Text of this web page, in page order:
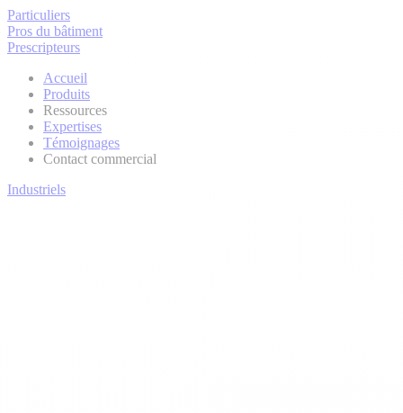
Particuliers
Pros du bâtiment
Prescripteurs
Accueil
Produits
Ressources
Expertises
Témoignages
Contact commercial
Industriels